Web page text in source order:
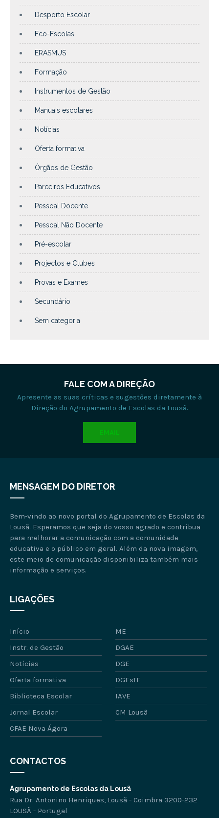
Desporto Escolar
Eco-Escolas
ERASMUS
Formação
Instrumentos de Gestão
Manuais escolares
Notícias
Oferta formativa
Órgãos de Gestão
Parceiros Educativos
Pessoal Docente
Pessoal Não Docente
Pré-escolar
Projectos e Clubes
Provas e Exames
Secundário
Sem categoria
FALE COM A DIREÇÃO
Apresente as suas críticas e sugestões diretamente à
Direção do Agrupamento de Escolas da Lousã.
EMAIL
MENSAGEM DO DIRETOR
Bem-vindo ao novo portal do Agrupamento de Escolas da
Lousã. Esperamos que seja do vosso agrado e contribua
para melhorar a comunicação com a comunidade
educativa e o público em geral. Além da nova imagem,
este meio de comunicação disponibiliza também mais
informação e serviços.
LIGAÇÕES
Início
ME
Instr. de Gestão
DGAE
Notícias
DGE
Oferta formativa
DGEsTE
Biblioteca Escolar
IAVE
Jornal Escolar
CM Lousã
CFAE Nova Ágora
CONTACTOS
Agrupamento de Escolas da Lousã
Rua Dr. Antonino Henriques, Lousã - Coimbra 3200-232
LOUSÃ - Portugal